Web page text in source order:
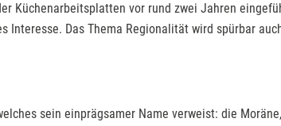
Küchenarbeitsplatten vor rund zwei Jahren
Das Thema Regionalität wird spürbar
sein einprägsamer Name verweist: die